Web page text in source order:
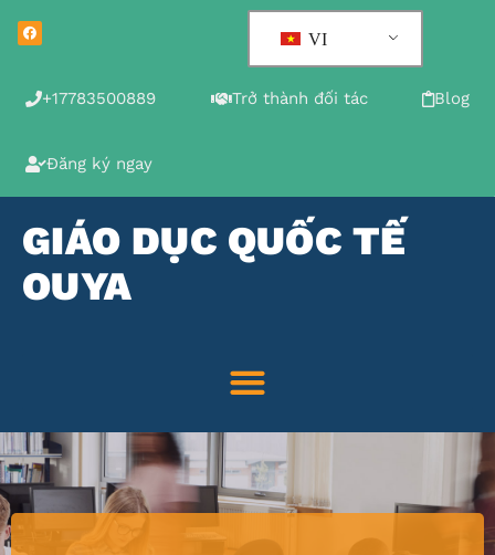
VI
+17783500889 Trở thành đối tác Blog
Đăng ký ngay
GIÁO DỤC QUỐC TẾ
OUYA